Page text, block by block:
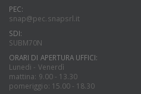
PEC:
snap@pec.snapsrl.it
SDI:
SUBM70N
ORARI DI APERTURA UFFICI:
Lunedi - Venerdì
mattina: 9.00 - 13.30
pomeriggio: 15.00 - 18.30